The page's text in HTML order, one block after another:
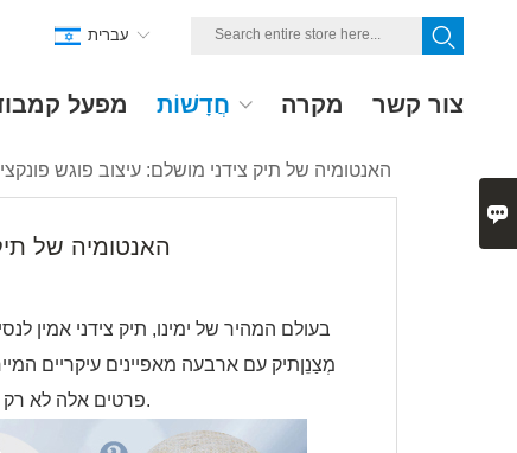
מפעל חֲדָשׁוֹת מקרה צור קשר
עברית
האנטומיה של תיק צידני מושלם: עיצוב פוגש
האנטומיה של
בעולם המהיר של ימינו, תיק צידני אמין
תיק עם ארבעה מאפיינים עיקריים
פרטים אלה לא רק משפרים את הפונקציונליות של התיק אלא גם מוסיפים למראה האסתטי שלו.
